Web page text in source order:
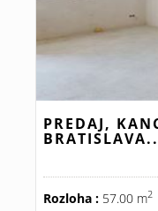
PREDAJ,
Rozloha : 57.00 m2